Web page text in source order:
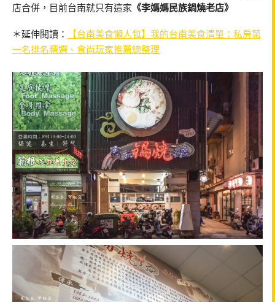
店合併，目前台南就只有這家 《李媽媽民族鍋燒老店》
＊延伸閱讀：
【台南美食懶人包】我的台南美食清單：私房第
一名排名精選、食尚玩家推薦總整理